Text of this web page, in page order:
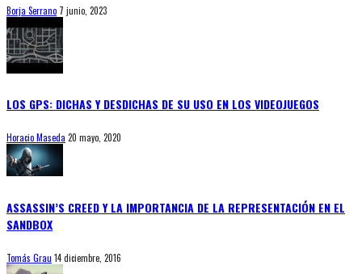
Borja Serrano 7 junio, 2023
LOS GPS: DICHAS Y DESDICHAS DE SU USO EN LOS VIDEOJUEGOS
Horacio Maseda 20 mayo, 2020
ASSASSIN’S CREED Y LA IMPORTANCIA DE LA REPRESENTACIÓN EN EL
SANDBOX
Tomás Grau 14 diciembre, 2016